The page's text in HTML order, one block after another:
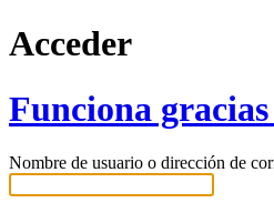
Acceder
Funciona
Nombre de usuario o dirección de